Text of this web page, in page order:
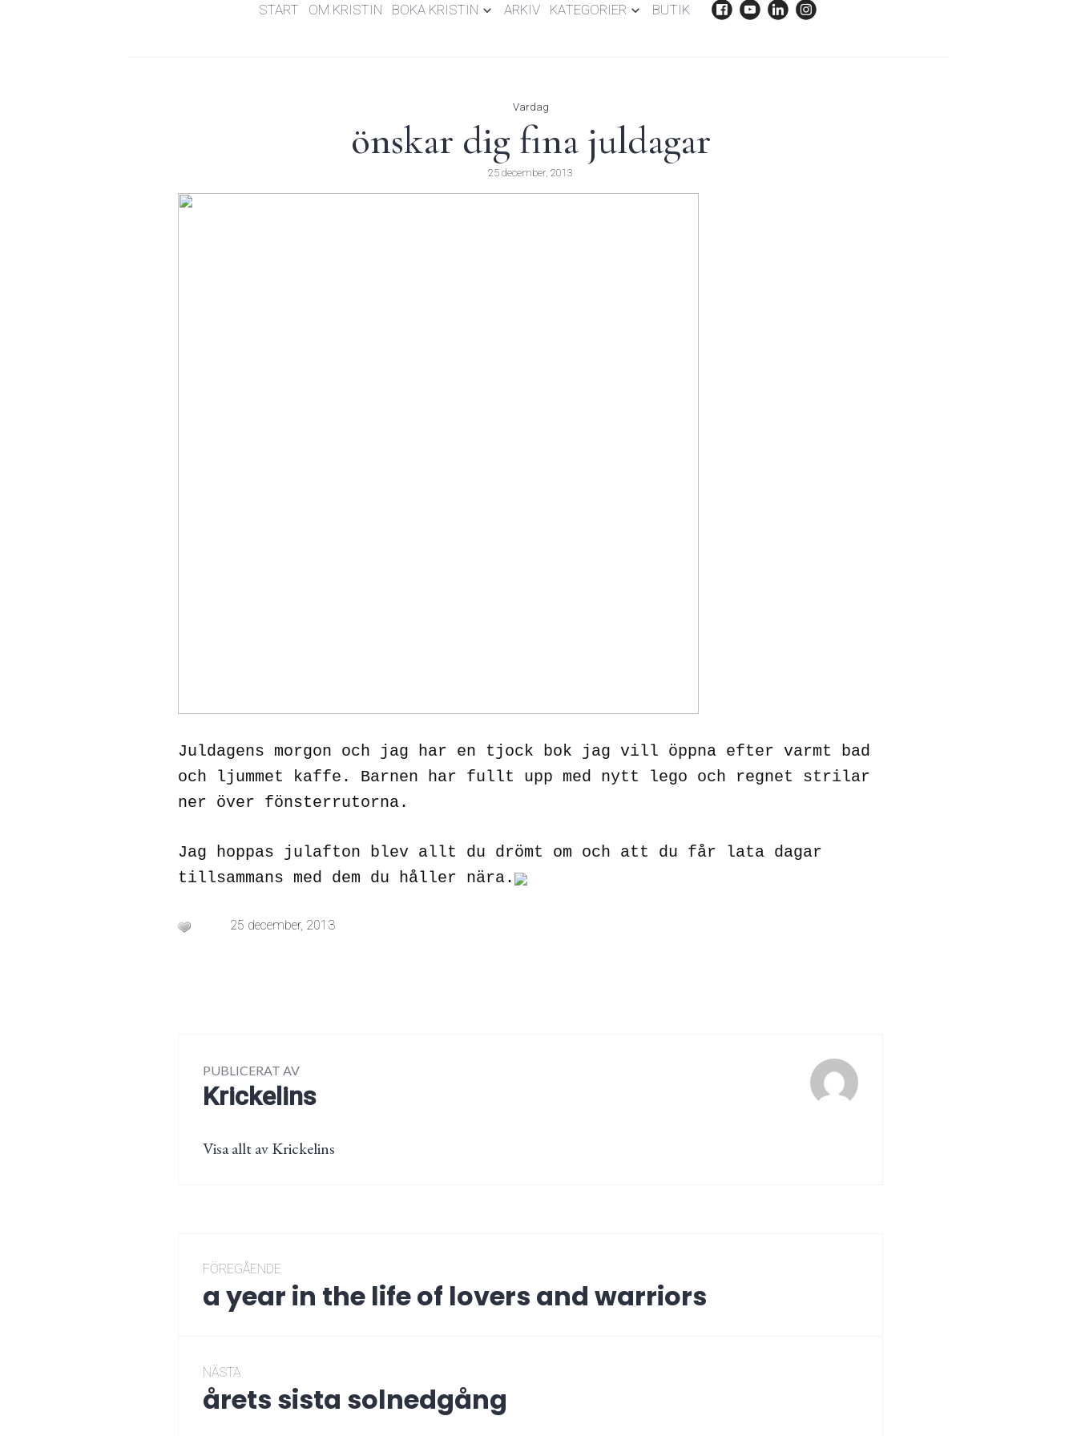
START OM KRISTIN BOKA KRISTIN ARKIV KATEGORIER BUTIK
Vardag
önskar dig fina juldagar
25 december, 2013
Juldagens morgon och jag har en tjock bok jag vill öppna efter varmt bad
och ljummet kaffe. Barnen har fullt upp med nytt lego och regnet strilar
ner över fönsterrutorna.
Jag hoppas julafton blev allt du drömt om och att du får lata dagar
tillsammans med dem du håller nära.
25 december, 2013
PUBLICERAT AV
Krickelins
Visa allt av Krickelins
Inläggsnavigering
FÖREGÅENDE
Föregående
post:
a year in the life of lovers and warriors
NÄSTA
Nästa
årets sista solnedgång